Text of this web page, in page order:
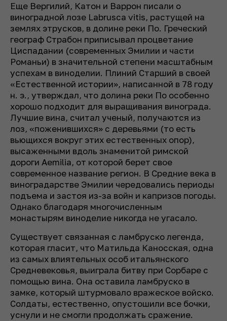
Еще Вергилий, Катон и Варрон писали о
виноградной лозе Labrusca vitis, растущей на
землях этрусков, в долине реки По. Греческий
географ Страбон приписывал процветание
Циспадании (современных Эмилии и части
Романьи) в значительной степени масштабным
успехам в виноделии. Плиний Старший в своей
«Естественной истории», написанной в 78 году
н. э., утверждал, что долина реки По особенно
хорошо подходит для выращивания винограда.
Лучшие вина, считал ученый, получаются из
лоз, «поженившихся» с деревьями (то есть
вьющихся вокруг этих естественных опор),
высаженными вдоль знаменитой римской
дороги Aemilia, от которой берет свое
современное название регион. В Средние века в
виноградарстве Эмилии чередовались периоды
подъема и застоя из-за войн и капризов погоды.
Однако благодаря многочисленным
монастырям виноделие никогда не угасало.
Существует связанная с ламбруско легенда,
которая гласит, что Матильда Каносская, одна
из самых влиятельных особ итальянского
Средневековья, выиграла битву при Сорбаре с
помощью вина. Она оставила ламбруско в
замке, который штурмовало вражеское войско.
Солдаты, естественно, опустошили все бочки,
уснули и не смогли продолжать сражение.